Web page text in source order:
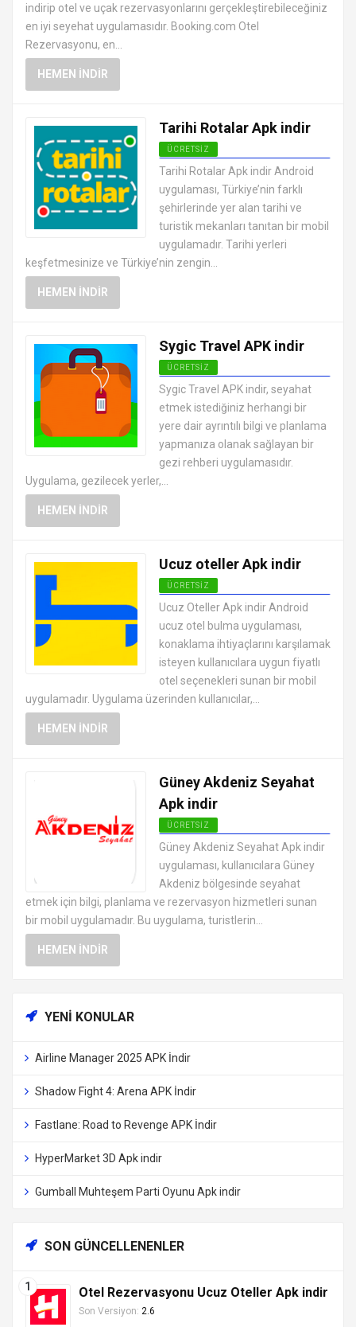
indirip otel ve uçak rezervasyonlarını gerçekleştirebileceğiniz
en iyi seyehat uygulamasıdır. Booking.com Otel
Rezervasyonu, en...
HEMEN İNDIR
Tarihi Rotalar Apk indir
ÜCRETSIZ
ANDROID TATIL VE SEYAHAT
UYGULAMALARI APK
Tarihi Rotalar Apk indir Android
uygulaması, Türkiye’nin farklı
şehirlerinde yer alan tarihi ve
turistik mekanları tanıtan bir mobil
uygulamadır. Tarihi yerleri
keşfetmesinize ve Türkiye’nin zengin...
HEMEN İNDIR
Sygic Travel APK indir
ÜCRETSIZ
ANDROID TATIL VE SEYAHAT
UYGULAMALARI APK
Sygic Travel APK indir, seyahat
etmek istediğiniz herhangi bir
yere dair ayrıntılı bilgi ve planlama
yapmanıza olanak sağlayan bir
gezi rehberi uygulamasıdır.
Uygulama, gezilecek yerler,...
HEMEN İNDIR
Ucuz oteller Apk indir
ÜCRETSIZ
ANDROID TATIL VE SEYAHAT
UYGULAMALARI APK
Ucuz Oteller Apk indir Android
ucuz otel bulma uygulaması,
konaklama ihtiyaçlarını karşılamak
isteyen kullanıcılara uygun fiyatlı
otel seçenekleri sunan bir mobil
uygulamadır. Uygulama üzerinden kullanıcılar,...
HEMEN İNDIR
Güney Akdeniz Seyahat
Apk indir
ÜCRETSIZ
ANDROID TATIL VE SEYAHAT
UYGULAMALARI APK
Güney Akdeniz Seyahat Apk indir
uygulaması, kullanıcılara Güney
Akdeniz bölgesinde seyahat
etmek için bilgi, planlama ve rezervasyon hizmetleri sunan
bir mobil uygulamadır. Bu uygulama, turistlerin...
HEMEN İNDIR
YENI KONULAR
Airline Manager 2025 APK İndir
Shadow Fight 4: Arena APK İndir
Fastlane: Road to Revenge APK İndir
HyperMarket 3D Apk indir
Gumball Muhteşem Parti Oyunu Apk indir
SON GÜNCELLENENLER
Otel Rezervasyonu Ucuz Oteller Apk indir
Son Versiyon: 2.6